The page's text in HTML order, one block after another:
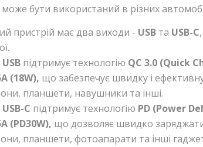
може бути використаний в різних
пристрій має два виходи - USB та USB-C
підтримує технологію QC 3.0 (Quick
(18W), що забезпечує швидку і
планшети, навушники та інші.
USB-C підтримує технологію PD (Power
(PD30W), що дозволяє швидко заряджати
планшети, фотоапарати та інші